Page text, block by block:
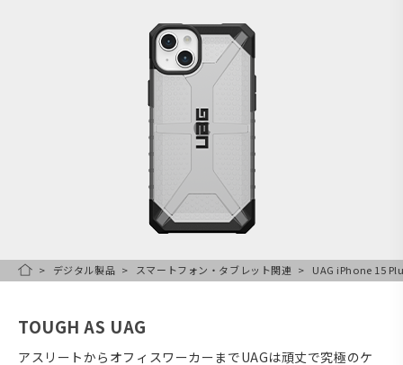
HOMEデジタル製品 スマートフォン・タブレット関連 UAG iPhone 15
TOUGH AS UAG
アスリートからオフィスワーカーまでUAGは頑丈で究極のケ